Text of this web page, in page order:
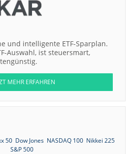
und intelligente ETF-Sparplan.
Auswahl, ist steuersmart,
MEHR ERFAHREN
50 Dow Jones NASDAQ 100 Nikkei 225
S&P 500